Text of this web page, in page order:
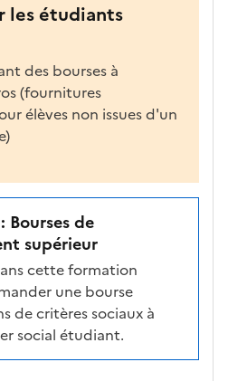
les étudiants
des bourses à
(fournitures
élèves non issues d'un
de
supérieur
cette formation
une bourse
de critères sociaux à
social étudiant.